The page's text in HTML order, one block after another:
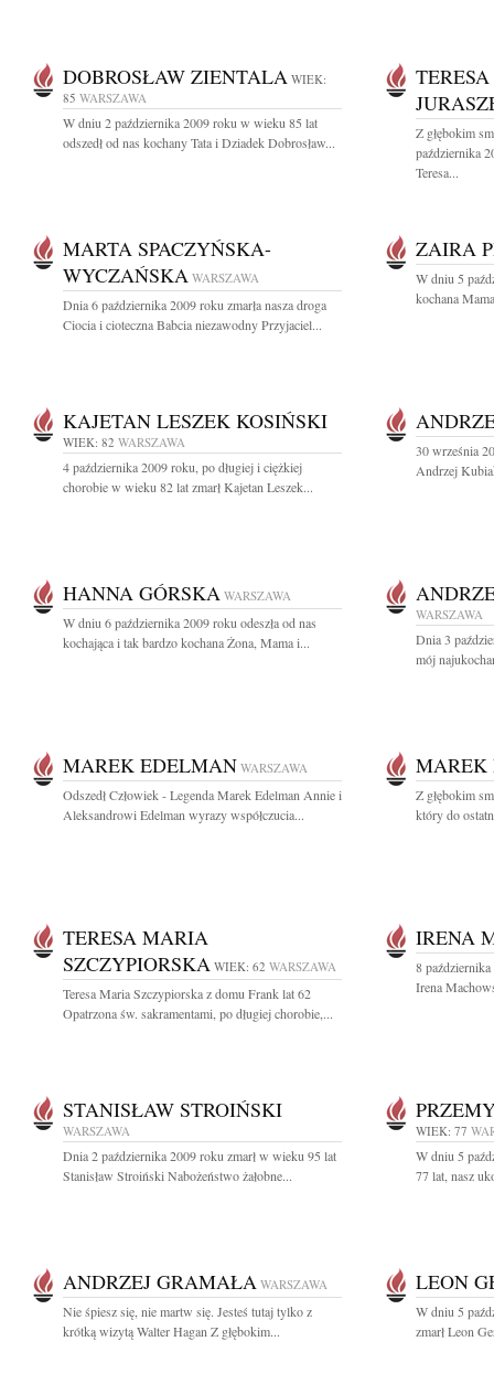
DOBROSŁAW ZIENTALA WIEK:
85 WARSZAWA
W dniu 2 października 2009 roku w wieku 85 lat
odszedł od nas kochany Tata i Dziadek Dobrosław...
Z głębokim
października
Teresa...
MARTA SPACZYŃSKA-
WYCZAŃSKA WARSZAWA
Dnia 6 października 2009 roku zmarła nasza droga
Ciocia i cioteczna Babcia niezawodny Przyjaciel...
ZAIRA
W dniu 5
kochana
KAJETAN LESZEK KOSIŃSKI
WIEK: 82 WARSZAWA
4 października 2009 roku, po długiej i ciężkiej
chorobie w wieku 82 lat zmarł Kajetan Leszek...
30 września
Andrzej
HANNA GÓRSKA WARSZAWA
W dniu 6 października 2009 roku odeszła od nas
kochająca i tak bardzo kochana Żona, Mama i...
WARSZAWA
Dnia 3
mój
MAREK EDELMAN WARSZAWA
Odszedł Człowiek - Legenda Marek Edelman Annie i
Aleksandrowi Edelman wyrazy współczucia...
MAREK
Z głębokim
który do
TERESA MARIA
SZCZYPIORSKA WIEK: 62 WARSZAWA
Teresa Maria Szczypiorska z domu Frank lat 62
Opatrzona św. sakramentami, po długiej chorobie,...
IRENA
8 października
Irena
STANISŁAW STROIŃSKI
WARSZAWA
Dnia 2 października 2009 roku zmarł w wieku 95 lat
Stanisław Stroiński Nabożeństwo żałobne...
WIEK: 77
W dniu 5
77 lat, nasz
ANDRZEJ GRAMAŁA WARSZAWA
Nie śpiesz się, nie martw się. Jesteś tutaj tylko z
krótką wizytą Walter Hagan Z głębokim...
LEON
W dniu 5
zmarł Leon